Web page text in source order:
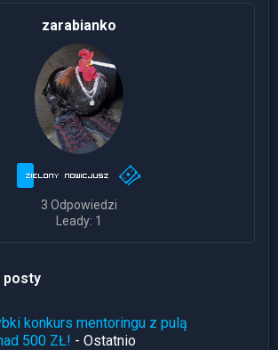
zarabianko
3 Odpowiedzi
Leady: 1
posty
konkurs mentoringu z pulą
500 ZŁ! - Ostatnio